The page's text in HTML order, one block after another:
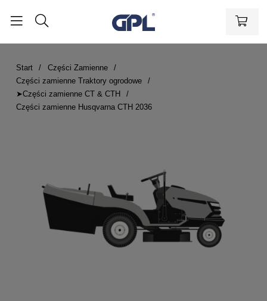
Start
Części Zamienne
Części zamienne Traktory ogrodowe
➤Części zamienne CT & CTH
Części zamienne Husqvarna CTH 2036